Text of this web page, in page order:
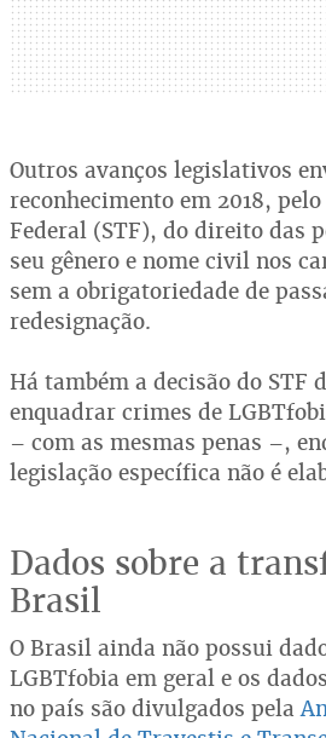
Outros avanços legislativos
reconhecimento em 2018,
Federal (STF), do direito das
seu gênero e nome civil nos
sem a obrigatoriedade de
redesignação.
Há também a decisão do STF
enquadrar crimes de
– com as mesmas penas –,
legislação específica não é
Dados sobre a
Brasil
O Brasil ainda não possui
LGBTfobia em geral e os
no país são divulgados pela